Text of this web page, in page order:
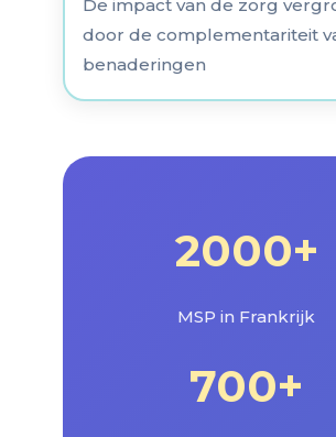
De impact van de zorg
door de complementariteit
benaderingen
2000+
MSP in Frankrijk
700+